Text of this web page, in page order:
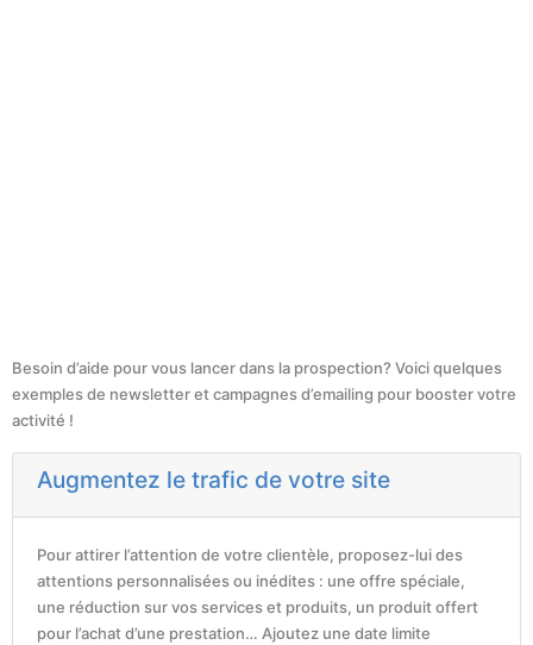
Besoin d’aide pour vous lancer dans la prospection? Voici quelques
exemples de newsletter et campagnes d’emailing pour booster votre
activité !
Augmentez le trafic de votre site
Pour attirer l’attention de votre clientèle, proposez-lui des
attentions personnalisées ou inédites : une offre spéciale,
une réduction sur vos services et produits, un produit offert
pour l’achat d’une prestation… Ajoutez une date limite